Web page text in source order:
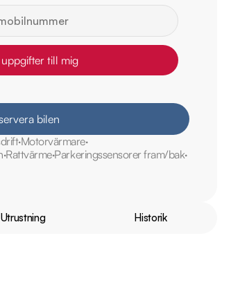
till mig
bilen
Motorvärmare
RattvärmeParkeringssensorer fram/bak
Utrustning Historik